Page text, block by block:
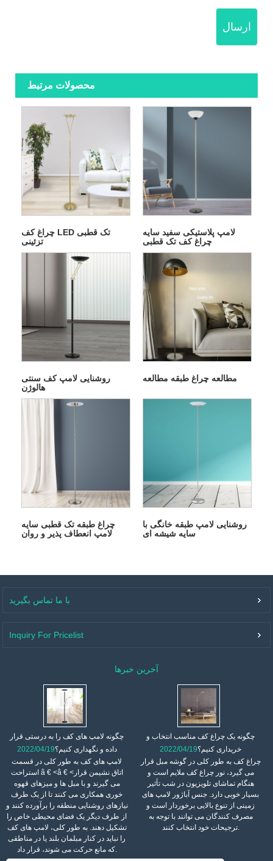
ارسال
محصولات مرتبط
چراغ کف LED تک قطبی
تزئینی
لامپ پلاستیکی سفید سایه
چراغ کف تک قطبی
روشنایی لامپ کف سنتی
هالوژن
مطالعه چراغ طبقه مطالعه
چراغ طبقه تک قطبی سایه
لامپ انعطاف پذیر و روان
روشنایی لامپ طبقه خانگی با
سایه شیشه ای
با ما تماس بگیرید
Inquiry For Pricelist
آخرین خبرها
چگونه لامپ های کف را به درستی قرار
داده و نگهداری کنیم؟2022/04/19
لامپ های کف به طور کلی در قسمت
استراحت â € <â € <اتاق نشیمن قرار
می گیرند و با مبل ها و میزهای قهوه
خوری همکاری می کنند تا از یک طرف
نیازهای روشنایی منطقه را برآورده کنند و
از طرف دیگر یک فضای محیطی خاص را
تشکیل دهند. به طور کلی، لامپ های کف
را نباید در کنار مبلمان بلند یا در مناطقی
که مانع حرکت می شوند، قرار داد.
چگونه یک چراغ کف مناسب انتخاب و
خریداری کنیم؟2022/04/19
چراغ کف به طور کلی در گوشه مبل قرار
می گیرد، نور چراغ کف ملایم است و
هنگام تماشای تلویزیون در شب تأثیر
بسیار خوبی دارد. جنس آباژور لامپ های
زمینی از تنوع بالایی برخوردار است و
مصرف کنندگان می توانند با توجه به
ترجیحات خود انتخاب کنند.